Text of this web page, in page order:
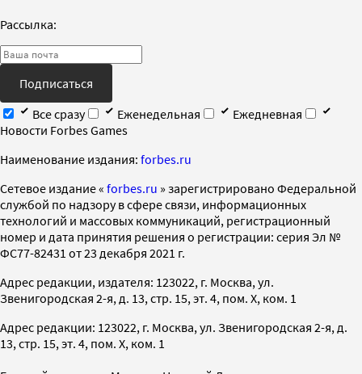
Рассылка:
Подписаться
Все сразу
Еженедельная
Ежедневная
Новости Forbes Games
Наименование издания: forbes.ru
Cетевое издание « forbes.ru » зарегистрировано Федеральной
службой по надзору в сфере связи, информационных
технологий и массовых коммуникаций, регистрационный
номер и дата принятия решения о регистрации: серия Эл №
ФС77-82431 от 23 декабря 2021 г.
Адрес редакции, издателя: 123022, г. Москва, ул.
Звенигородская 2-я, д. 13, стр. 15, эт. 4, пом. X, ком. 1
Адрес редакции: 123022, г. Москва, ул. Звенигородская 2-я, д.
13, стр. 15, эт. 4, пом. X, ком. 1